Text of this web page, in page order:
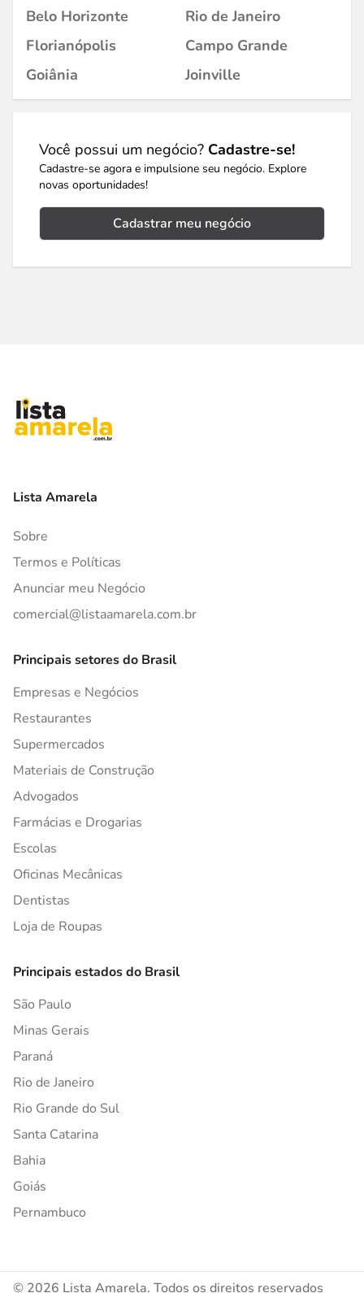
Belo Horizonte
Rio de Janeiro
Florianópolis
Campo Grande
Goiânia
Joinville
Você possui um negócio? Cadastre-se!
Cadastre-se agora e impulsione seu negócio. Explore
novas oportunidades!
Cadastrar meu negócio
Lista Amarela
Sobre
Termos e Políticas
Anunciar meu Negócio
comercial@listaamarela.com.br
Principais setores do Brasil
Empresas e Negócios
Restaurantes
Supermercados
Materiais de Construção
Advogados
Farmácias e Drogarias
Escolas
Oficinas Mecânicas
Dentistas
Loja de Roupas
Principais estados do Brasil
São Paulo
Minas Gerais
Paraná
Rio de Janeiro
Rio Grande do Sul
Santa Catarina
Bahia
Goiás
Pernambuco
© 2026 Lista Amarela. Todos os direitos reservados